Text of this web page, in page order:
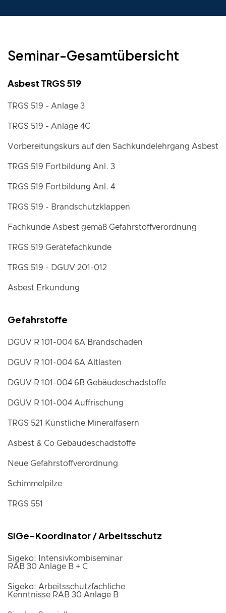
Seminar-Gesamtübersicht
Asbest TRGS 519
TRGS 519 - Anlage 3
TRGS 519 - Anlage 4C
Vorbereitungskurs auf den Sachkundelehrgang Asbest
TRGS 519 Fortbildung Anl. 3
TRGS 519 Fortbildung Anl. 4
TRGS 519 - Brandschutzklappen
Fachkunde Asbest gemäß Gefahrstoffverordnung
TRGS 519 Gerätefachkunde
TRGS 519 - DGUV 201-012
Asbest Erkundung
Gefahrstoffe
DGUV R 101-004 6A Brandschaden
DGUV R 101-004 6A Altlasten
DGUV R 101-004 6B Gebäudeschadstoffe
DGUV R 101-004 Auffrischung
TRGS 521 Künstliche Mineralfasern
Asbest & Co Gebäudeschadstoffe
Neue Gefahrstoffverordnung
Schimmelpilze
TRGS 551
SiGe-Koordinator / Arbeitsschutz
Sigeko: Intensivkombiseminar
RAB 30 Anlage B + C
Sigeko: Arbeitsschutzfachliche
Kenntnisse RAB 30 Anlage B